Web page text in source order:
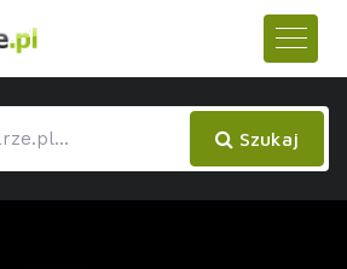
Szukaj